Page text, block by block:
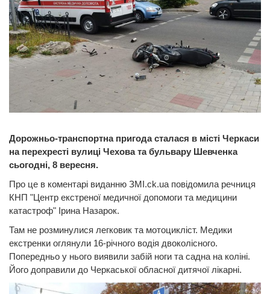
Дорожньо-транспортна пригода сталася в місті Черкаси
на перехресті вулиці Чехова та бульвару Шевченка
сьогодні, 8 вересня.
Про це в коментарі виданню ЗМІ.ck.ua повідомила речниця
КНП "Центр екстреної медичної допомоги та медицини
катастроф" Ірина Назарок.
Там не розминулися легковик та мотоцикліст. Медики
екстренки оглянули 16-річного водія двоколісного.
Попередньо у нього виявили забій ноги та садна на коліні.
Його доправили до Черкаської обласної дитячої лікарні.